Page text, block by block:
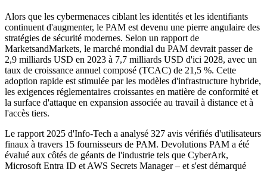
Alors que les cybermenaces ciblant les identités et les identifiants
continuent d'augmenter, le PAM est devenu une pierre angulaire des
stratégies de sécurité modernes. Selon un rapport de
MarketsandMarkets, le marché mondial du PAM devrait passer de
2,9 milliards USD en 2023 à 7,7 milliards USD d'ici 2028, avec un
taux de croissance annuel composé (TCAC) de 21,5 %. Cette
adoption rapide est stimulée par les modèles d'infrastructure hybride,
les exigences réglementaires croissantes en matière de conformité et
la surface d'attaque en expansion associée au travail à distance et à
l'accès tiers.
Le rapport 2025 d'Info-Tech a analysé 327 avis vérifiés d'utilisateurs
finaux à travers 15 fournisseurs de PAM. Devolutions PAM a été
évalué aux côtés de géants de l'industrie tels que CyberArk,
Microsoft Entra ID et AWS Secrets Manager – et s'est démarqué